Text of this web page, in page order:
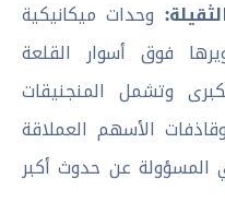
وحدات ميكانيكية
فوق أسوار القلعة
وتشمل المنجنيقات
الأسهم العملاقة
المسؤولة عن حدوث أكبر